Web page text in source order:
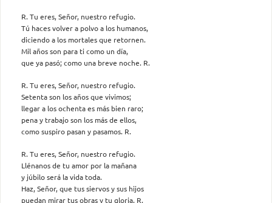
R. Tu eres, Señor, nuestro refugio.
Tú haces volver a polvo a los humanos,
diciendo a los mortales que retornen.
Mil años son para ti como un día,
que ya pasó; como una breve noche. R.
R. Tu eres, Señor, nuestro refugio.
Setenta son los años que vivimos;
llegar a los ochenta es más bien raro;
pena y trabajo son los más de ellos,
como suspiro pasan y pasamos. R.
R. Tu eres, Señor, nuestro refugio.
Llénanos de tu amor por la mañana
y júbilo será la vida toda.
Haz, Señor, que tus siervos y sus hijos
puedan mirar tus obras y tu gloria. R.